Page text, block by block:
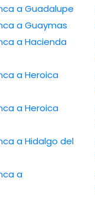
a Guadalupe
a Guaymas
a Hacienda
a Heroica
a Heroica
a Hidalgo del
a